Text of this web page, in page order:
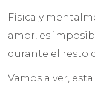
Física y
amor, es
durante el resto
Vamos a ver,